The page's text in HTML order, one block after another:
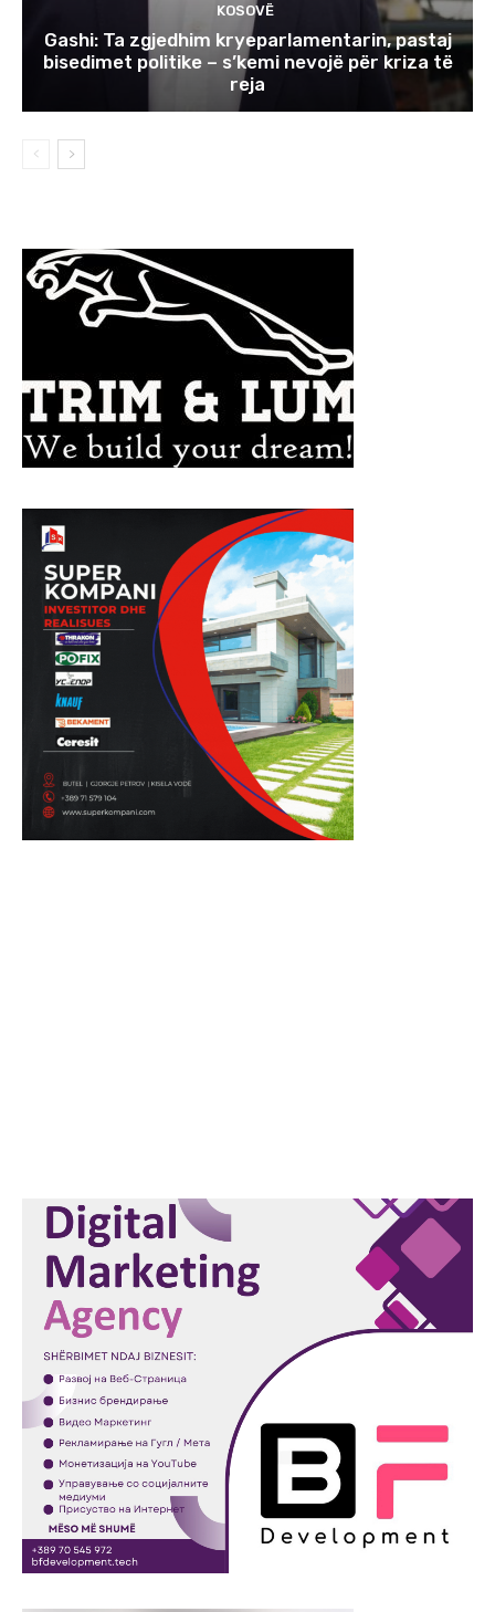
KOSOVË
Gashi: Ta zgjedhim kryeparlamentarin, pastaj
bisedimet politike – s’kemi nevojë për kriza të
reja